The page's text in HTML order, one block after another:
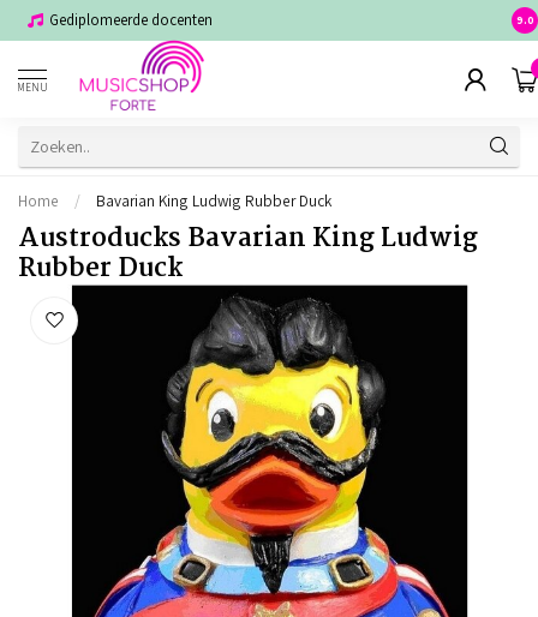
Gediplomeerde docenten 9.0
MENU
Home / Bavarian King Ludwig Rubber Duck
Austroducks Bavarian King Ludwig
Rubber Duck